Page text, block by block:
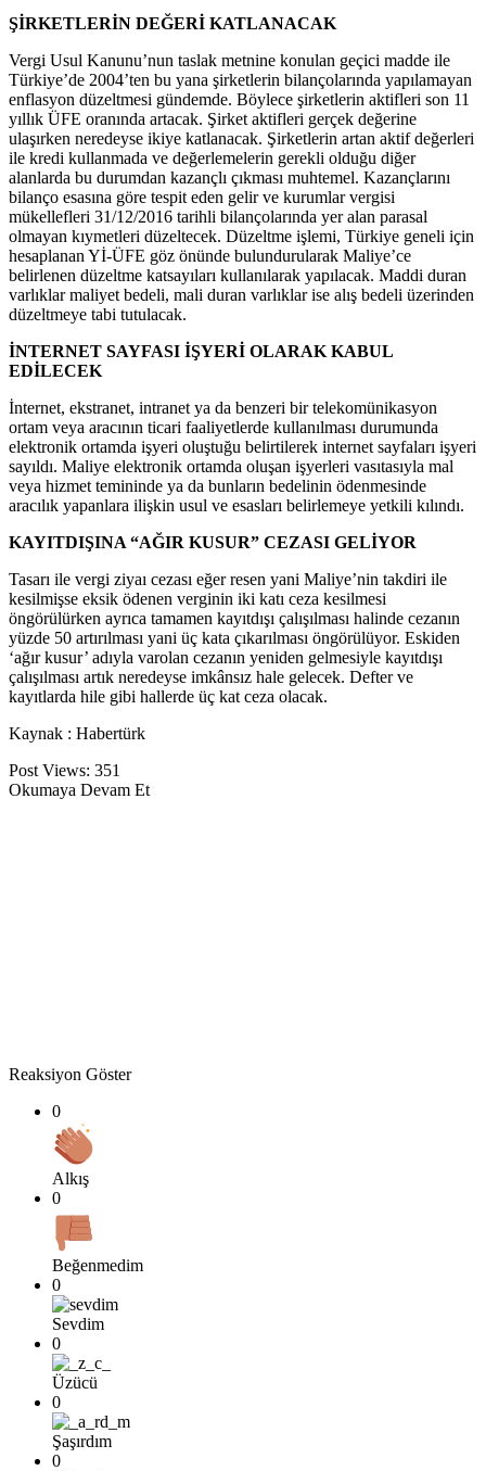
ŞİRKETLERİN DEĞERİ KATLANACAK
Vergi Usul Kanunu’nun taslak metnine konulan geçici madde ile
Türkiye’de 2004’ten bu yana şirketlerin bilançolarında yapılamayan
enflasyon düzeltmesi gündemde. Böylece şirketlerin aktifleri son 11
yıllık ÜFE oranında artacak. Şirket aktifleri gerçek değerine
ulaşırken neredeyse ikiye katlanacak. Şirketlerin artan aktif değerleri
ile kredi kullanmada ve değerlemelerin gerekli olduğu diğer
alanlarda bu durumdan kazançlı çıkması muhtemel. Kazançlarını
bilanço esasına göre tespit eden gelir ve kurumlar vergisi
mükellefleri 31/12/2016 tarihli bilançolarında yer alan parasal
olmayan kıymetleri düzeltecek. Düzeltme işlemi, Türkiye geneli için
hesaplanan Yİ-ÜFE göz önünde bulundurularak Maliye’ce
belirlenen düzeltme katsayıları kullanılarak yapılacak. Maddi duran
varlıklar maliyet bedeli, mali duran varlıklar ise alış bedeli üzerinden
düzeltmeye tabi tutulacak.
İNTERNET SAYFASI İŞYERİ OLARAK KABUL
EDİLECEK
İnternet, ekstranet, intranet ya da benzeri bir telekomünikasyon
ortam veya aracının ticari faaliyetlerde kullanılması durumunda
elektronik ortamda işyeri oluştuğu belirtilerek internet sayfaları işyeri
sayıldı. Maliye elektronik ortamda oluşan işyerleri vasıtasıyla mal
veya hizmet temininde ya da bunların bedelinin ödenmesinde
aracılık yapanlara ilişkin usul ve esasları belirlemeye yetkili kılındı.
KAYITDIŞINA “AĞIR KUSUR” CEZASI GELİYOR
Tasarı ile vergi ziyaı cezası eğer resen yani Maliye’nin takdiri ile
kesilmişse eksik ödenen verginin iki katı ceza kesilmesi
öngörülürken ayrıca tamamen kayıtdışı çalışılması halinde cezanın
yüzde 50 artırılması yani üç kata çıkarılması öngörülüyor. Eskiden
‘ağır kusur’ adıyla varolan cezanın yeniden gelmesiyle kayıtdışı
çalışılması artık neredeyse imkânsız hale gelecek. Defter ve
kayıtlarda hile gibi hallerde üç kat ceza olacak.
Kaynak : Habertürk
Post Views: 351
Okumaya Devam Et
Reaksiyon Göster
0
Alkış
0
Beğenmedim
0
Sevdim
0
Üzücü
0
Şaşırdım
0